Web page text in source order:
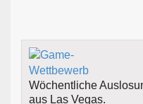
Wöchentliche
aus Las Vegas.